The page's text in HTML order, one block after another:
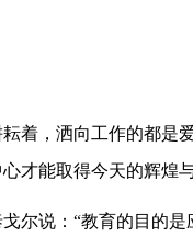
着，洒向工作的都是
才能取得今天的辉煌
尔说：“教育的目的